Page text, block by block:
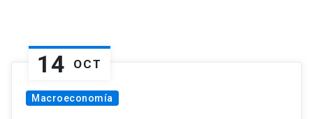
14 OCT
Macroeconomía